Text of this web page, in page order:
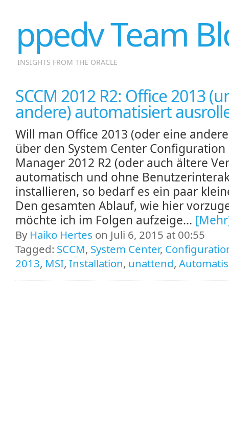
ppedv Team
INSIGHTS FROM THE ORACLE
SCCM 2012 R2: Office 2013
andere) automatisiert
Will man Office 2013 (oder eine
über den System Center Configuration
Manager 2012 R2 (oder auch ältere
automatisch und ohne
installieren, so bedarf es ein paar
Den gesamten Ablauf, wie hier
möchte ich im Folgen aufzeige...
By Haiko Hertes on Juli 6, 2015 at 00:55
Tagged: SCCM, System Center,
2013, MSI, Installation, unattend,